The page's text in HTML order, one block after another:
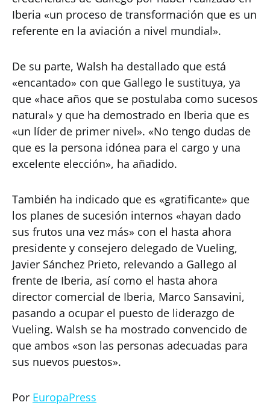
Iberia «un proceso de transformación que es un
referente en la aviación a nivel mundial».
De su parte, Walsh ha destallado que está
«encantado» con que Gallego le sustituya, ya
que «hace años que se postulaba como sucesos
natural» y que ha demostrado en Iberia que es
«un líder de primer nivel». «No tengo dudas de
que es la persona idónea para el cargo y una
excelente elección», ha añadido.
También ha indicado que es «gratificante» que
los planes de sucesión internos «hayan dado
sus frutos una vez más» con el hasta ahora
presidente y consejero delegado de Vueling,
Javier Sánchez Prieto, relevando a Gallego al
frente de Iberia, así como el hasta ahora
director comercial de Iberia, Marco Sansavini,
pasando a ocupar el puesto de liderazgo de
Vueling. Walsh se ha mostrado convencido de
que ambos «son las personas adecuadas para
sus nuevos puestos».
Por EuropaPress